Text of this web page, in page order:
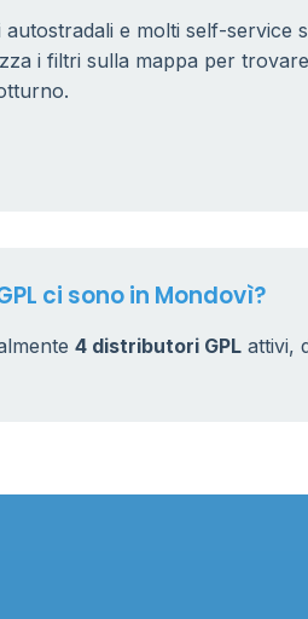
e molti self-service
i filtri sulla mappa per
ci sono in Mondovì?
4 distributori GPL attivi,